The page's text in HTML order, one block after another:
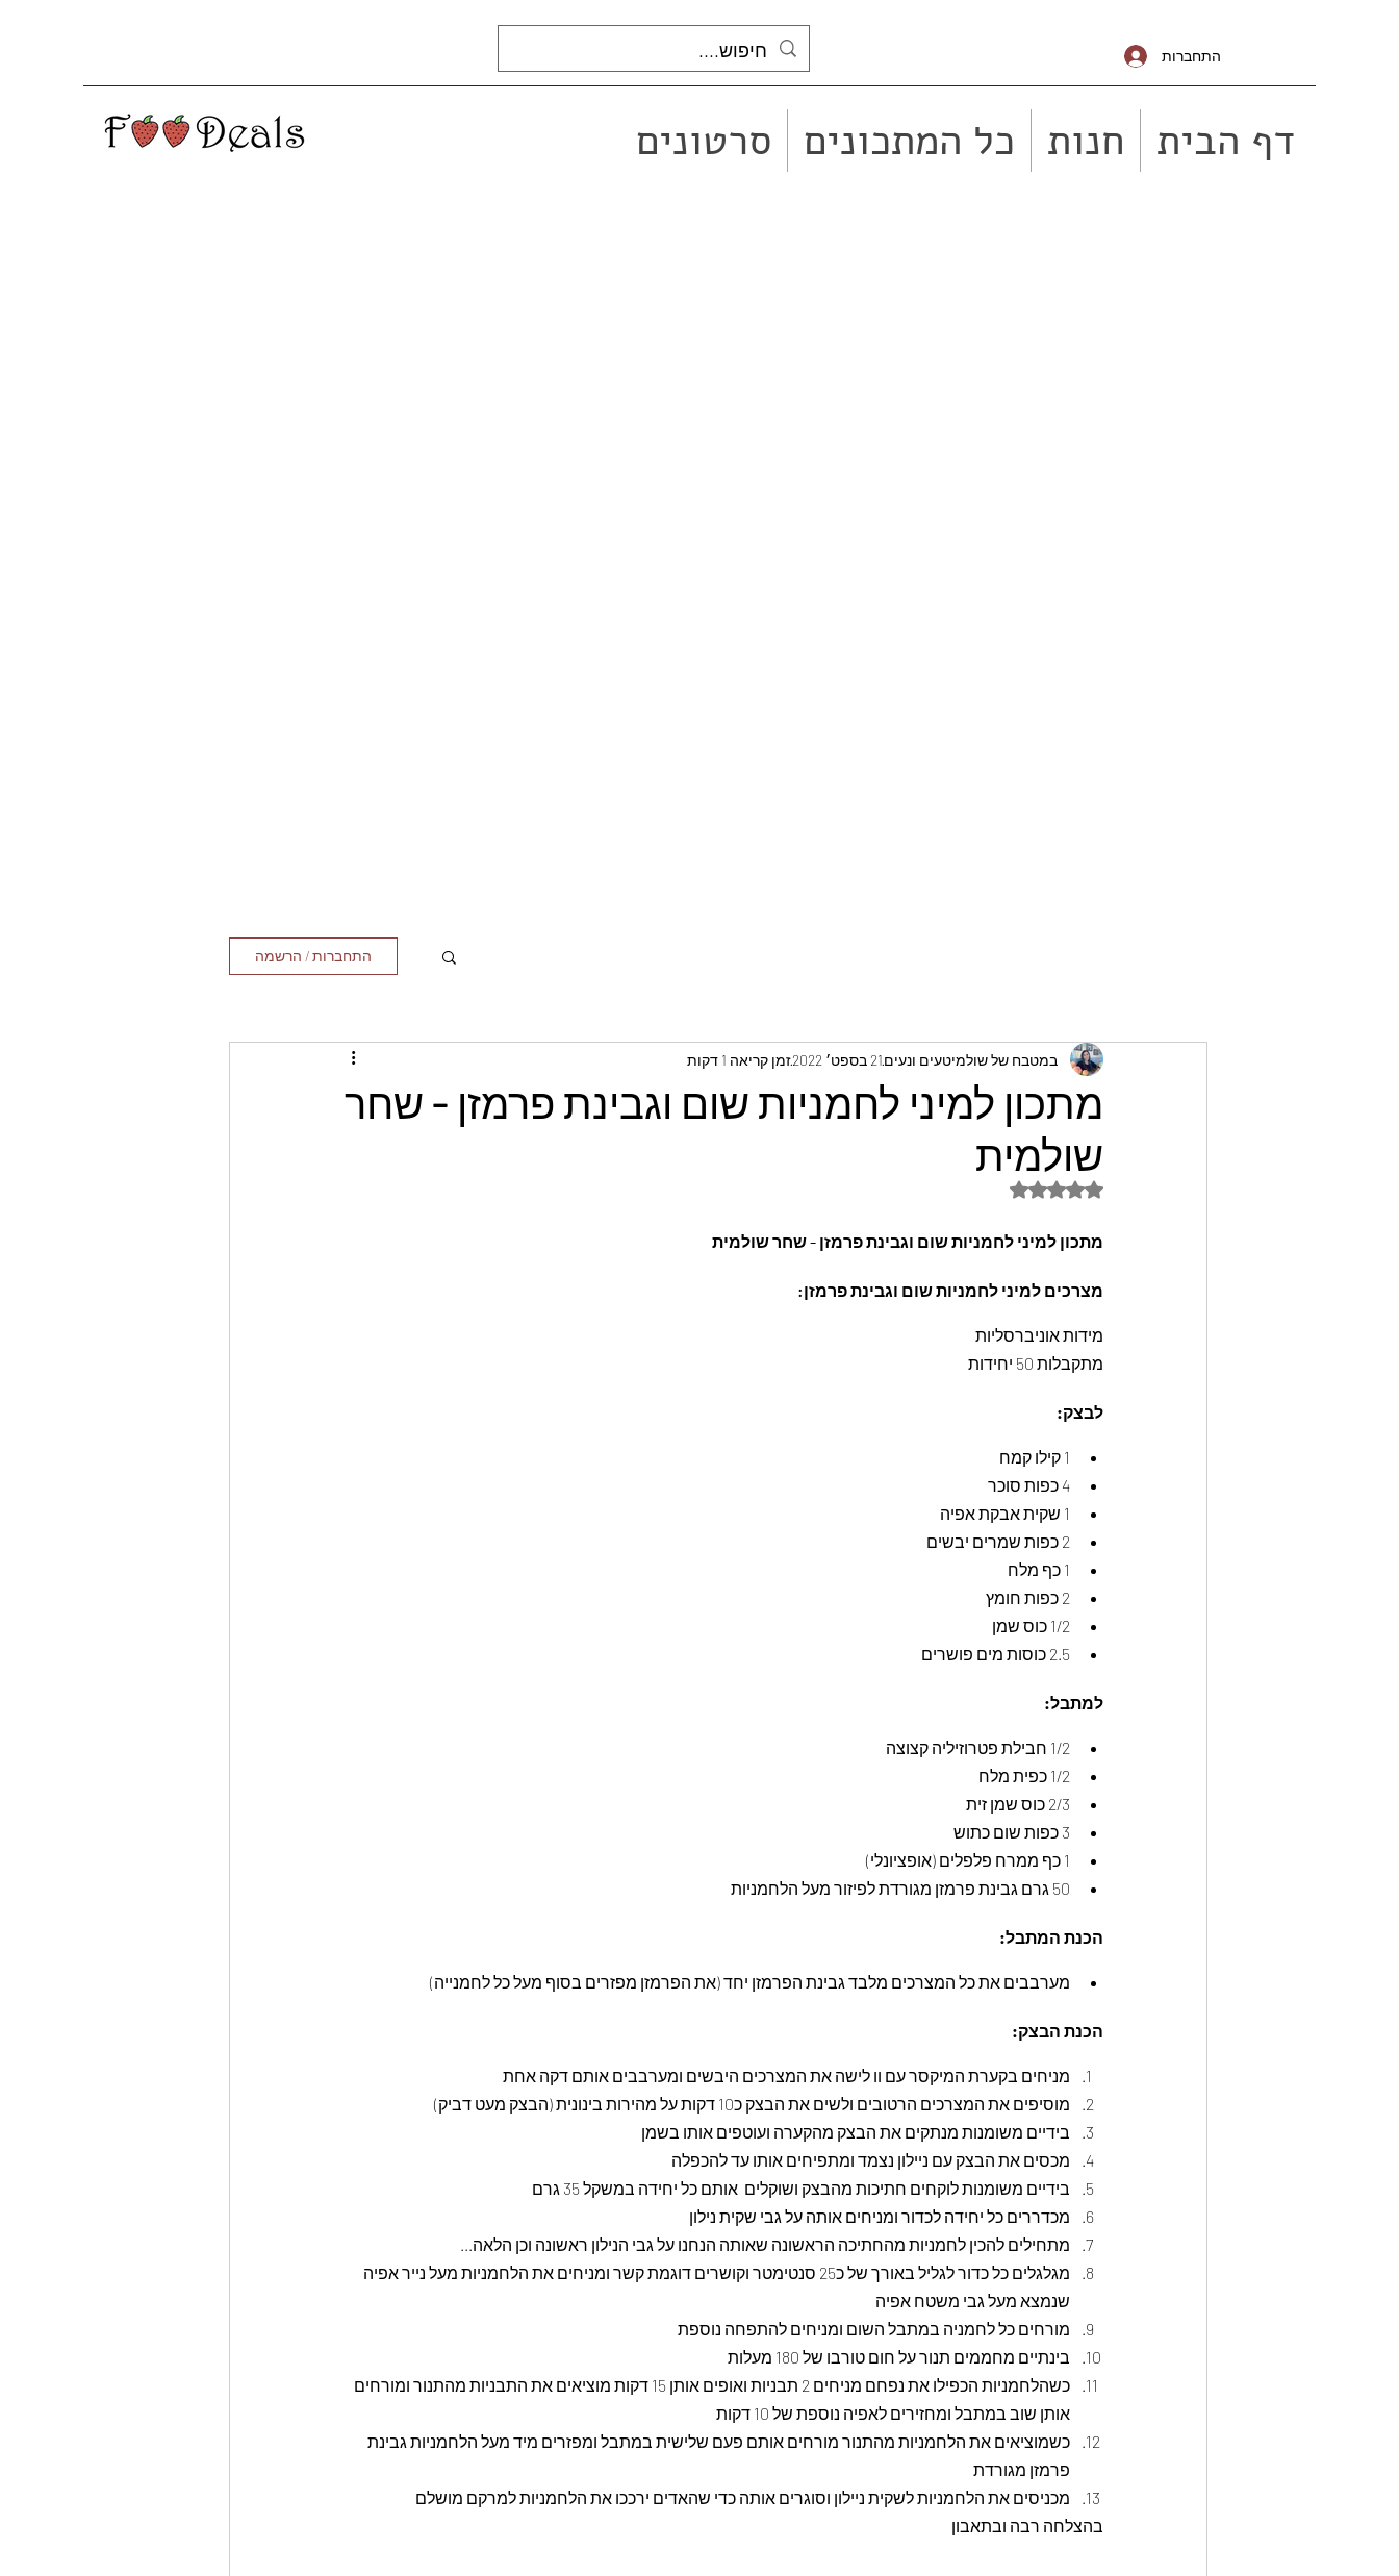
התחברות
דף הבית חנות כל המתכונים סרטונים
התחברות / הרשמה
מתכון למיני לחמניות שום וגבינת פרמזן - שחר
שולמית
במטבח של שולמיטעים ונעים21 בספט׳ 2022 זמן קריאה 1 דקות
דירוג של NaN מתוך 5 כוכבים
מתכון למיני לחמניות שום וגבינת פרמזן - שחר שולמית
מצרכים למיני לחמניות שום וגבינת פרמזן:
מידות אוניברסליות
מתקבלות 50 יחידות
לבצק:
1 קילו קמח
4 כפות סוכר
1 שקית אבקת אפיה
2 כפות שמרים יבשים
1 כף מלח
2 כפות חומץ
1/2 כוס שמן
2.5 כוסות מים פושרים
למתבל:
1/2 חבילת פטרוזיליה קצוצה
1/2 כפית מלח
2/3 כוס שמן זית
3 כפות שום כתוש
1 כף ממרח פלפלים (אופציונלי)
50 גרם גבינת פרמזן מגורדת לפיזור מעל הלחמניות
הכנת המתבל:
מערבבים את כל המצרכים מלבד גבינת הפרמזן יחד (את הפרמזן מפזרים בסוף מעל כל לחמנייה)
הכנת הבצק:
מניחים בקערת המיקסר עם וו לישה את המצרכים היבשים ומערבבים אותם דקה אחת
מוסיפים את המצרכים הרטובים ולשים את הבצק כ10 דקות על מהירות בינונית (הבצק מעט דביק)
בידיים משומנות מנתקים את הבצק מהקערה ועוטפים אותו בשמן
מכסים את הבצק עם ניילון נצמד ומתפיחים אותו עד להכפלה
בידיים משומנות לוקחים חתיכות מהבצק ושוקלים  אותם כל יחידה במשקל 35 גרם
מכדררים כל יחידה לכדור ומניחים אותה על גבי שקית נילון
מתחילים להכין לחמניות מהחתיכה הראשונה שאותה הנחנו על גבי הנילון ראשונה וכן הלאה...
מגלגלים כל כדור לגליל באורך של כ25 סנטימטר וקושרים דוגמת קשר ומניחים את הלחמניות מעל נייר אפיה
שנמצא מעל גבי משטח אפיה
מורחים כל לחמניה במתבל השום ומניחים להתפחה נוספת
בינתיים מחממים תנור על חום טורבו של 180 מעלות
כשהלחמניות הכפילו את נפחם מניחים 2 תבניות ואופים אותן 15 דקות מוציאים את התבניות מהתנור ומורחים
אותן שוב במתבל ומחזירים לאפיה נוספת של 10 דקות
כשמוציאים את הלחמניות מהתנור מורחים אותם פעם שלישית במתבל ומפזרים מיד מעל הלחמניות גבינת
פרמזן מגורדת
מכניסים את הלחמניות לשקית ניילון וסוגרים אותה כדי שהאדים ירככו את הלחמניות למרקם מושלם
בהצלחה רבה ובתאבון